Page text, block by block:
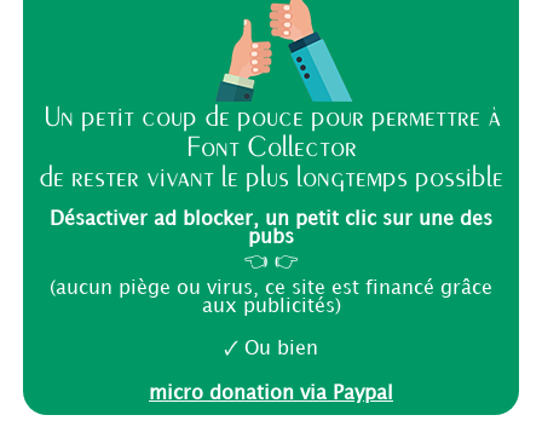
Un petit coup de pouce pour permettre à
Font Collector
de rester vivant le plus longtemps possible
Désactiver ad blocker, un petit clic sur une des
pubs
👈 👉
(aucun piège ou virus, ce site est financé grâce
aux publicités)
🗸 Ou bien
micro donation via Paypal